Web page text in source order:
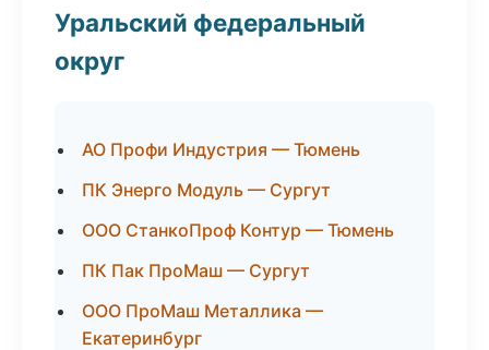
Уральский федеральный
округ
АО Профи Индустрия — Тюмень
ПК Энерго Модуль — Сургут
ООО СтанкоПроф Контур — Тюмень
ПК Пак ПроМаш — Сургут
ООО ПроМаш Металлика —
Екатеринбург